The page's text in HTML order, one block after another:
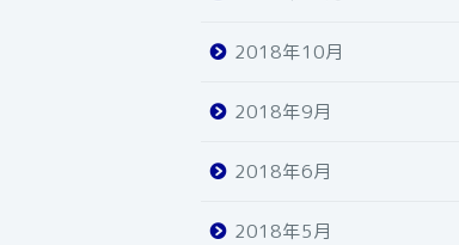
2018年10月
2018年9月
2018年6月
2018年5月